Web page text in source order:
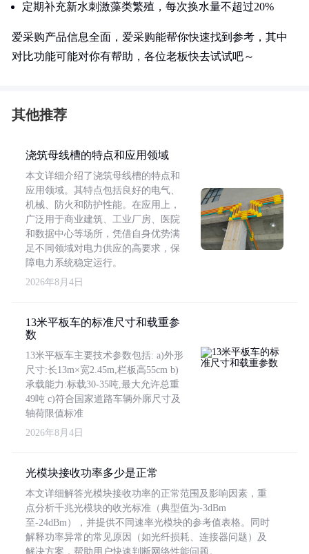
定期补充新水刺激藻类繁殖，每次换水量不超过20%
爱采购产品信息全面，爱采购能帮你快速找到参考，其中
对比功能可能对你有帮助，各位老板快去试试吧～
其他推荐
浇筑母线槽的特点和应用领域
本文详细介绍了浇筑母线槽的特点和
应用领域。其特点包括良好的电气、
机械、防火和防护性能。在应用上，
广泛用于商业建筑、工业厂房、医院
和数据中心等场所，凭借自身优势满
足不同领域对电力供应的高要求，保
障电力系统稳定运行。
2026年8月4日
13米平板车的标准尺寸和载重参
数
13米平板车主要技术参数包括: a)外形
尺寸:长13m×宽2.45m,栏板高55cm b)
承载能力:标载30-35吨,最大允许总重
49吨 c)符合国家道路车辆外廓尺寸及
轴荷限值标准
2026年8月4日
光模块接收功率多少是正常
本文详细解答光模块接收功率的正常范围及影响因素，重
点分析千兆光模块的收光标准（典型值为-3dBm
至-24dBm），并提供不同速率光模块的参考值表格。同时
解释功率异常的常见原因（如光纤损耗、连接器问题）及
解决方案，帮助用户快速判断网络性能问题。